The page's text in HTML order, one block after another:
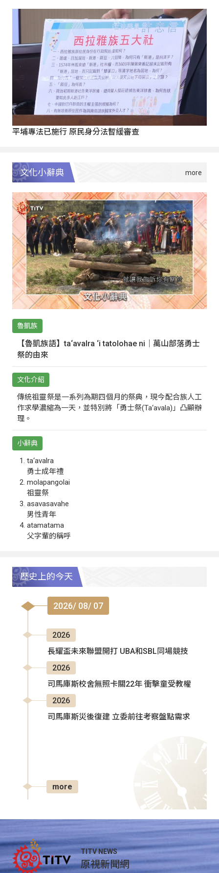
平埔專法已施行 原民身分法暫緩審查
文化小辭典
魯凱族
【魯凱族語】ta‘avalra ‘i tatolohae ni｜萬山部落勇士
祭的由來
文化介紹
傳統祖靈祭是一系列為期四個月的祭典，現今配合族人工
作求學濃縮為一天，並特別將「勇士祭(Ta‘avala)」凸顯辦
理。
小辭典
ta‘avalra
勇士成年禮
molapangolai
祖靈祭
asavasavahe
男性青年
atamatama
父字輩的稱呼
歷史上的今天
2026/ 08/ 07
2026
長耀盃未來聯盟開打 UBA和SBL同場競技
2026
司馬庫斯校舍無照卡關22年 衝擊童受教權
2026
司馬庫斯災後復建 立委前往考察盤點需求
more
TITV NEWS
原視新聞網